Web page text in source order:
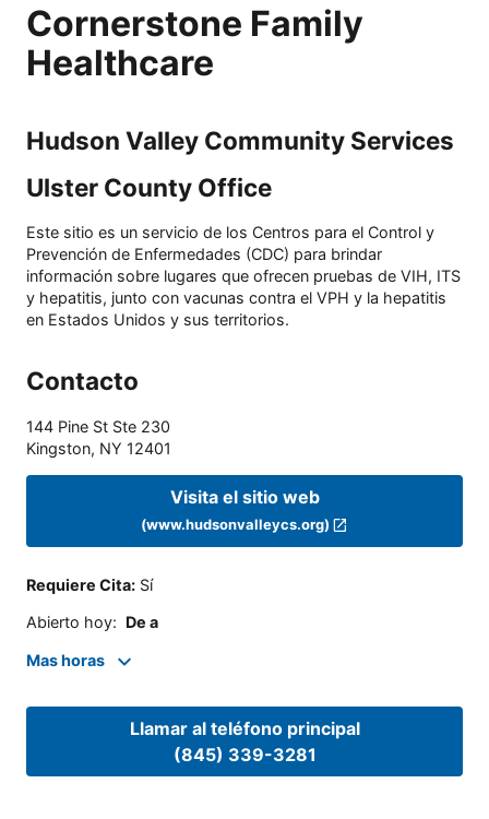
Cornerstone Family
Healthcare
Hudson Valley Community Services
Ulster County Office
Este sitio es un servicio de los Centros para el Control y
Prevención de Enfermedades (CDC) para brindar
información sobre lugares que ofrecen pruebas de VIH, ITS
y hepatitis, junto con vacunas contra el VPH y la hepatitis
en Estados Unidos y sus territorios.
Contacto
144 Pine St Ste 230
Kingston, NY 12401
Visita el sitio web
(www.hudsonvalleycs.org)
Requiere Cita: Sí
Abierto hoy: De a
Mas horas
Llamar al teléfono principal
(845) 339-3281